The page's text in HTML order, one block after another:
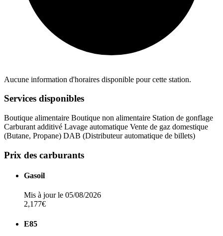
Aucune information d'horaires disponible pour cette station.
Services disponibles
Boutique alimentaire Boutique non alimentaire Station de gonflage
Carburant additivé Lavage automatique Vente de gaz domestique
(Butane, Propane) DAB (Distributeur automatique de billets)
Prix des carburants
Gasoil
Mis à jour le 05/08/2026
2,177€
E85